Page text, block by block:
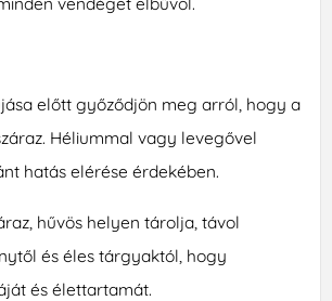
előtt győződjön meg arról, hogy a
Héliummal vagy levegővel
hatás elérése érdekében.
hűvös helyen tárolja, távol
és éles tárgyaktól, hogy
és élettartamát.